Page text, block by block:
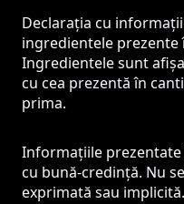
Declarația cu
ingredientele prezente
Ingredientele sunt
cu cea prezentă în
prima.
Informațiile prezentate
cu bună-credință. Nu
exprimată sau implicită.